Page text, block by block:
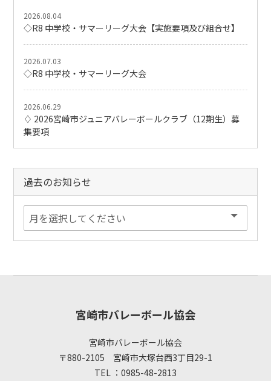
2026.08.04
◇R8 中学校・サマーリーグ大会【実施要項及び組合せ】
2026.07.03
◇R8 中学校・サマーリーグ大会
2026.06.29
♢ 2026宮崎市ジュニアバレーボールクラブ（12期生）募
集要項
過去のお知らせ
宮崎市バレーボール協会
宮崎市バレーボール協会
〒880-2105 宮崎市大塚台西3丁目29-1
TEL ：0985-48-2813